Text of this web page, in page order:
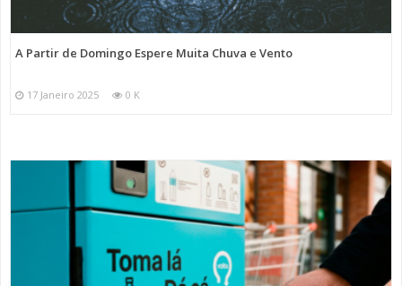
A Partir de Domingo Espere Muita Chuva e Vento
17 Janeiro 2025 0 K